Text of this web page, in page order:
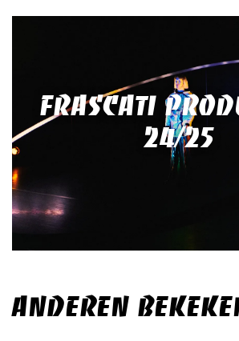
FRASCATI
24/25
ANDEREN